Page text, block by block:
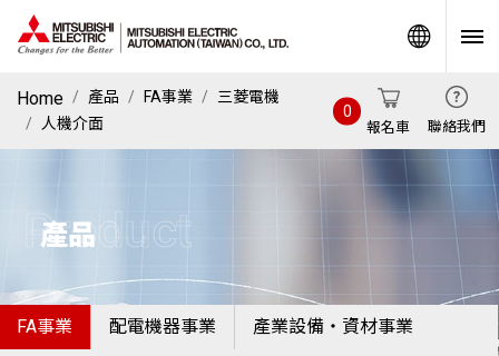
Home 產品 FA事業
三菱電機
人機介面
報名車
0
聯絡我們
產品
Product
FA事業 配電機器事業 產業設備・資材事業